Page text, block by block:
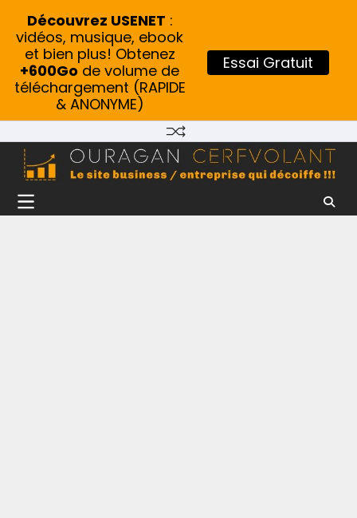
content
Découvrez USENET :
vidéos, musique, ebook
et bien plus! Obtenez
+600Go de volume de
téléchargement (RAPIDE
& ANONYME)
Essai Gratuit